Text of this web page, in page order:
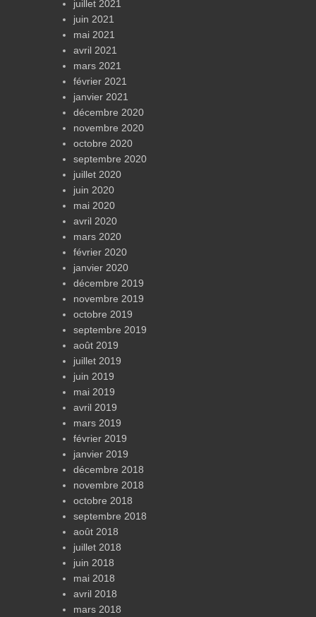
juillet 2021
juin 2021
mai 2021
avril 2021
mars 2021
février 2021
janvier 2021
décembre 2020
novembre 2020
octobre 2020
septembre 2020
juillet 2020
juin 2020
mai 2020
avril 2020
mars 2020
février 2020
janvier 2020
décembre 2019
novembre 2019
octobre 2019
septembre 2019
août 2019
juillet 2019
juin 2019
mai 2019
avril 2019
mars 2019
février 2019
janvier 2019
décembre 2018
novembre 2018
octobre 2018
septembre 2018
août 2018
juillet 2018
juin 2018
mai 2018
avril 2018
mars 2018